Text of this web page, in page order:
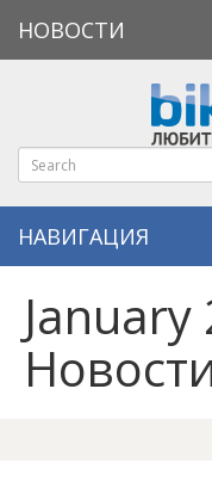
НОВОСТИ
НАВИГАЦИЯ